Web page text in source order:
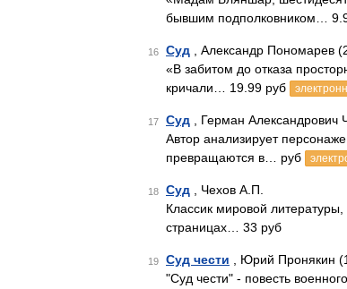
бывшим подполковником…
16 Суд , Александр Пономарев
«В забитом до отказа
кричали… 19.99 руб
17 Суд , Герман
Автор анализирует
превращаются в… руб
18 Суд , Чехов А.П.
Классик мировой
страницах… 33 руб
19 Суд чести , Юрий Пронякин
"Суд чести" - повесть